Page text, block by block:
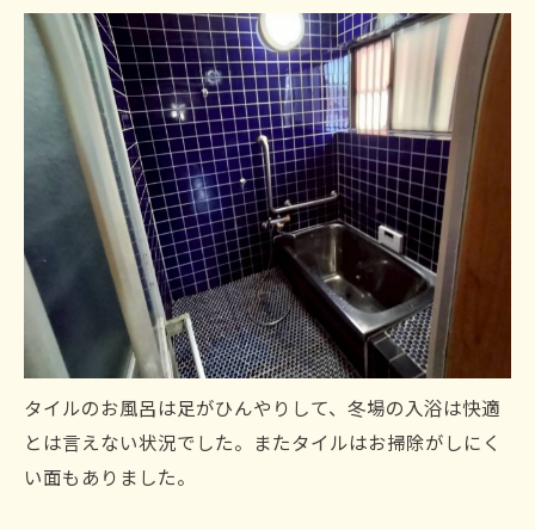
タイルのお風呂は足がひんやりして、冬場の入浴は快適
とは言えない状況でした。またタイルはお掃除がしにく
い面もありました。